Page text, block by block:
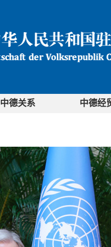
中德关系 中德经